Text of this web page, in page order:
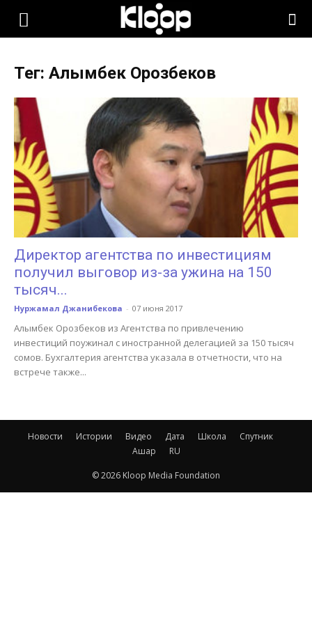
KLOOP.KG
Новости
Кыргызстана
Тег: Алымбек Орозбеков
Директор агентства по инвестициям
получил выговор из-за ужина на 150
тысяч...
Нуржамал Джанибекова - 07 июня 2017
Алымбек Орозбеков из Агентства по привлечению
инвестиций поужинал с иностранной делегацией за 150 тысяч
сомов. Бухгалтерия агентства указала в отчетности, что на
встрече также...
Новости Истории Видео Дата Школа
Спутник
Ашар
RU
© 2026 Kloop Media Foundation